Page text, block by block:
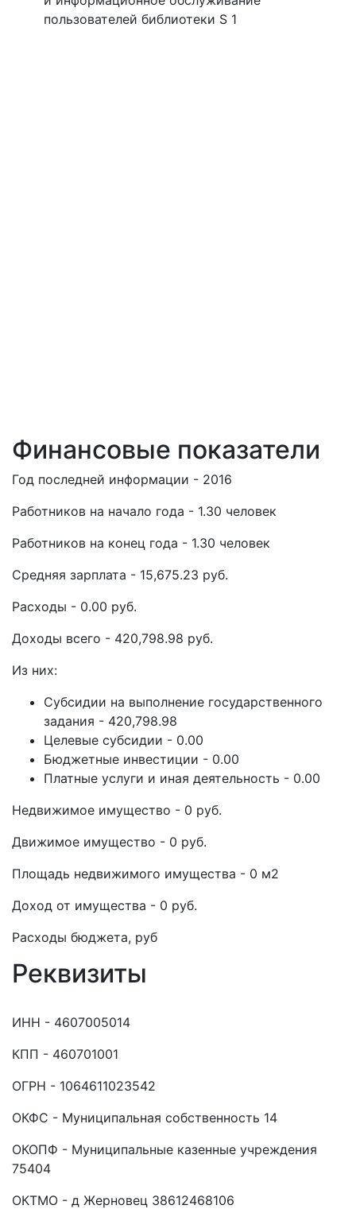
пользователей библиотеки S 1
Финансовые показатели
Год последней информации - 2016
Работников на начало года - 1.30 человек
Работников на конец года - 1.30 человек
Средняя зарплата - 15,675.23 руб.
Расходы - 0.00 руб.
Доходы всего - 420,798.98 руб.
Из них:
Субсидии на выполнение государственного
задания - 420,798.98
Целевые субсидии - 0.00
Бюджетные инвестиции - 0.00
Платные услуги и иная деятельность - 0.00
Недвижимое имущество - 0 руб.
Движимое имущество - 0 руб.
Площадь недвижимого имущества - 0 м2
Доход от имущества - 0 руб.
Расходы бюджета, руб
Реквизиты
ИНН - 4607005014
КПП - 460701001
ОГРН - 1064611023542
ОКФС - Муниципальная собственность 14
ОКОПФ - Муниципальные казенные учреждения
75404
ОКТМО - д Жерновец 38612468106